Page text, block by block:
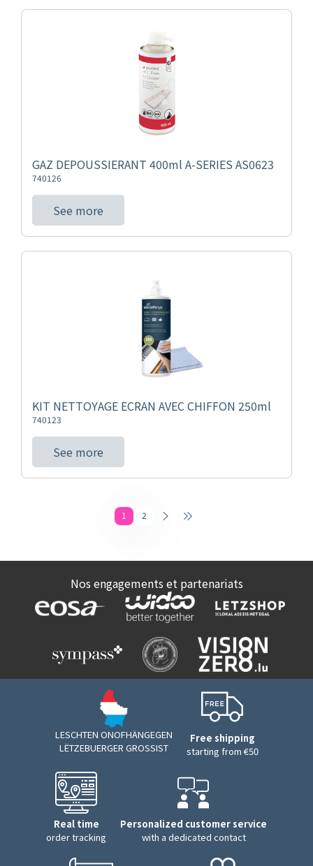
GAZ DEPOUSSIERANT 400ml A-SERIES AS0623
740126
See more
KIT NETTOYAGE ECRAN AVEC CHIFFON 250ml
740123
See more
1 2
Nos engagements et partenariats
LESCHTEN ONOFHÄNGEGEN
LËTZEBUERGER GROSSIST
Free shipping
starting from €50
Real time
order tracking
Personalized customer service
with a dedicated contact